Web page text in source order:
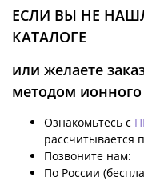
ЕСЛИ ВЫ НЕ
КАТАЛОГЕ
или желаете
методом
Ознакомьтесь с
рассчитывается
Позвоните нам:
По России